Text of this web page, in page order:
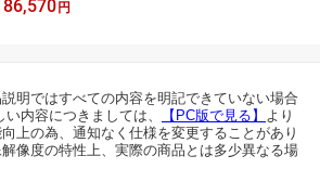
ック式 2時間耐火金庫 日
86,570 円
明ではすべての内容を明記できていない場合
内容につきましては、
【PC版で見る】 より
上の為、通知なく仕様を変更することがあり
像度の特性上、実際の商品とは多少異なる場